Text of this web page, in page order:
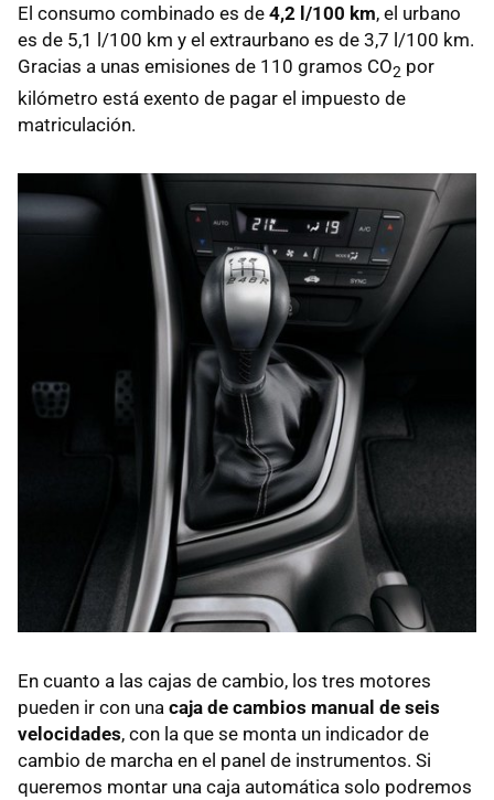
El consumo combinado es de 4,2 l/100 km, el urbano
es de 5,1 l/100 km y el extraurbano es de 3,7 l/100 km.
Gracias a unas emisiones de 110 gramos CO2 por
kilómetro está exento de pagar el impuesto de
matriculación.
En cuanto a las cajas de cambio, los tres motores
pueden ir con una caja de cambios manual de seis
velocidades, con la que se monta un indicador de
cambio de marcha en el panel de instrumentos. Si
queremos montar una caja automática solo podremos